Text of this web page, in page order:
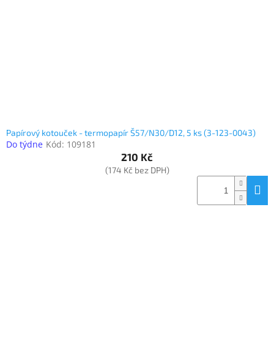
Papírový kotouček - termopapír Š57/N30/D12, 5 ks (3-123-0043)
Do týdne Kód: 109181
210 Kč
(174 Kč bez DPH)